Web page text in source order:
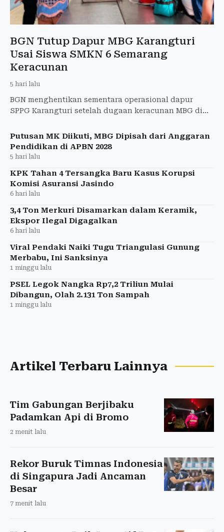
BGN Tutup Dapur MBG Karangturi
Usai Siswa SMKN 6 Semarang
Keracunan
5 hari lalu
BGN menghentikan sementara operasional dapur
SPPG Karangturi setelah dugaan keracunan MBG di
Putusan MK Diikuti, MBG Dipisah dari Anggaran
Pendidikan di APBN 2028
5 hari lalu
KPK Tahan 4 Tersangka Baru Kasus Korupsi
Komisi Asuransi Jasindo
6 hari lalu
3,4 Ton Merkuri Disamarkan dalam Keramik,
Ekspor Ilegal Digagalkan
6 hari lalu
Viral Pendaki Naiki Tugu Triangulasi Gunung
Merbabu, Ini Sanksinya
1 minggu lalu
PSEL Legok Nangka Rp7,2 Triliun Mulai
Dibangun, Olah 2.131 Ton Sampah
1 minggu lalu
Artikel Terbaru Lainnya
Tim Gabungan Berjibaku
Padamkan Api di Bromo
2 menit lalu
Rekor Buruk Timnas Indonesia
di Singapura Jadi Ancaman
Besar
7 menit lalu